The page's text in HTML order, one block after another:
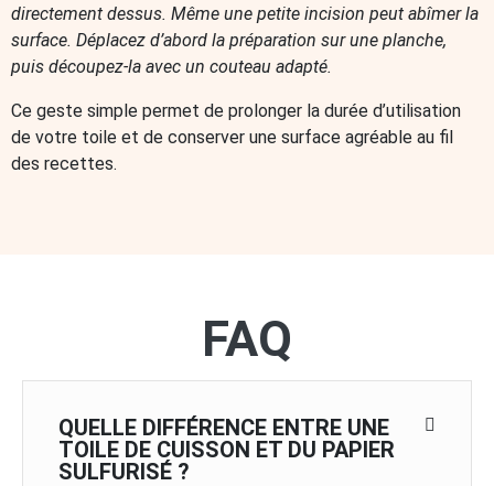
directement dessus. Même une petite incision peut abîmer la
surface. Déplacez d’abord la préparation sur une planche,
puis découpez-la avec un couteau adapté.
Ce geste simple permet de prolonger la durée d’utilisation
de votre toile et de conserver une surface agréable au fil
des recettes.
FAQ
QUELLE DIFFÉRENCE ENTRE UNE
TOILE DE CUISSON ET DU PAPIER
SULFURISÉ ?